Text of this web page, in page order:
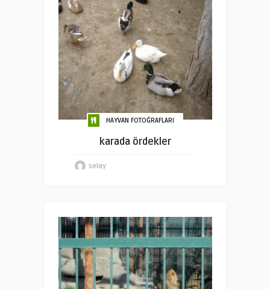
HAYVAN FOTOĞRAFLARI
karada ördekler
selay